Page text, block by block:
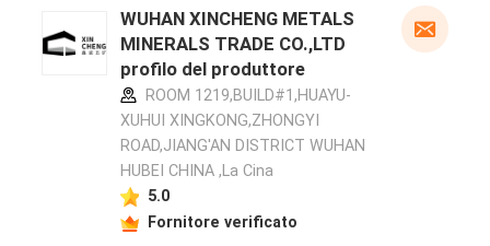
WUHAN XINCHENG METALS
MINERALS TRADE CO.,LTD
profilo del produttore
ROOM 1219,BUILD#1,HUAYU-
XUHUI XINGKONG,ZHONGYI
ROAD,JIANG'AN DISTRICT WUHAN
HUBEI CHINA ,La Cina
5.0
Fornitore verificato